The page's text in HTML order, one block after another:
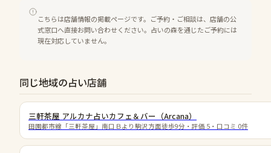
こちらは店舗情報の掲載ページです。ご予約・ご相談は、店舗の公
式窓口へ直接お問い合わせください。占いの森を通じたご予約には
現在対応していません。
同じ地域の占い店舗
三軒茶屋 アルカナ占いカフェ＆バー（Arcana）
田園都市線「三軒茶屋」南口Ｂより駒沢方面徒歩9分 ・評価 5 ・口コミ 0件